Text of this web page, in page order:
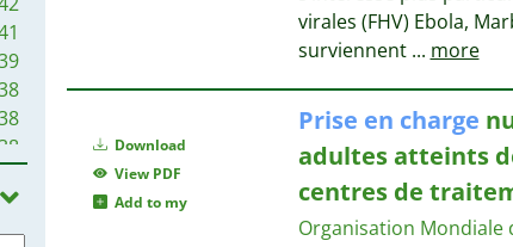
38
26
virales (FHV) Ebola,
surviennent ... more
Download
View PDF
Add to my
Prise en charge
adultes atteints
centres de
Organisation Mondiale